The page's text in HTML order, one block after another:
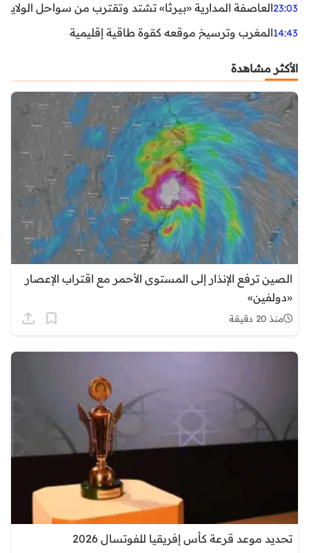
23:03العاصفة المدارية «بيرثا» تشتد وتقترب من سواحل
14:43المغرب وترسيخ موقعه كقوة طاقية إقليمية
الأكثر مشاهدة
الصين ترفع الإنذار إلى المستوى الأحمر مع اقتراب الإعصار
«دولفين»
منذ 20 دقيقة
تحديد موعد قرعة كأس إفريقيا للفوتسال 2026